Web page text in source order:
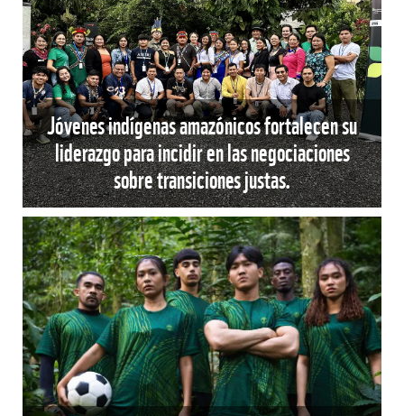
Jóvenes indígenas amazónicos fortalecen su
liderazgo para incidir en las negociaciones
sobre transiciones justas.